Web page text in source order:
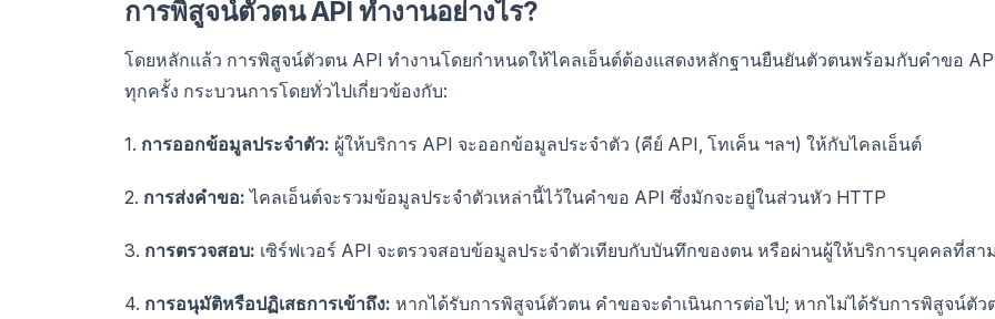
การพิสูจน์ตัวตน API ทำงานอย่างไร?
โดยหลักแล้ว การพิสูจน์ตัวตน API ทำงานโดยกำหนดให้ไคลเอ็นต์ต้องแสดงหลักฐานยืนยันตัวตนพร้อมกับคำขอ
ทุกครั้ง กระบวนการโดยทั่วไปเกี่ยวข้องกับ:
1. การออกข้อมูลประจำตัว: ผู้ให้บริการ API จะออกข้อมูลประจำตัว (คีย์ API, โทเค็น ฯลฯ) ให้กับไคลเอ็นต์
2. การส่งคำขอ: ไคลเอ็นต์จะรวมข้อมูลประจำตัวเหล่านี้ไว้ในคำขอ API ซึ่งมักจะอยู่ในส่วนหัว HTTP
3. การตรวจสอบ: เซิร์ฟเวอร์ API จะตรวจสอบข้อมูลประจำตัวเทียบกับบันทึกของตน หรือผ่านผู้ให้บริการบุคคลที่สาม
4. การอนุมัติหรือปฏิเสธการเข้าถึง: หากได้รับการพิสูจน์ตัวตน คำขอจะดำเนินการต่อไป; หากไม่ได้รับการพิสูจน์ตัว